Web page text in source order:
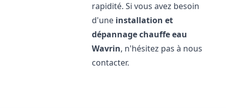
rapidité. Si vous avez besoin
d'une installation et
dépannage chauffe eau
Wavrin, n'hésitez pas à nous
contacter.